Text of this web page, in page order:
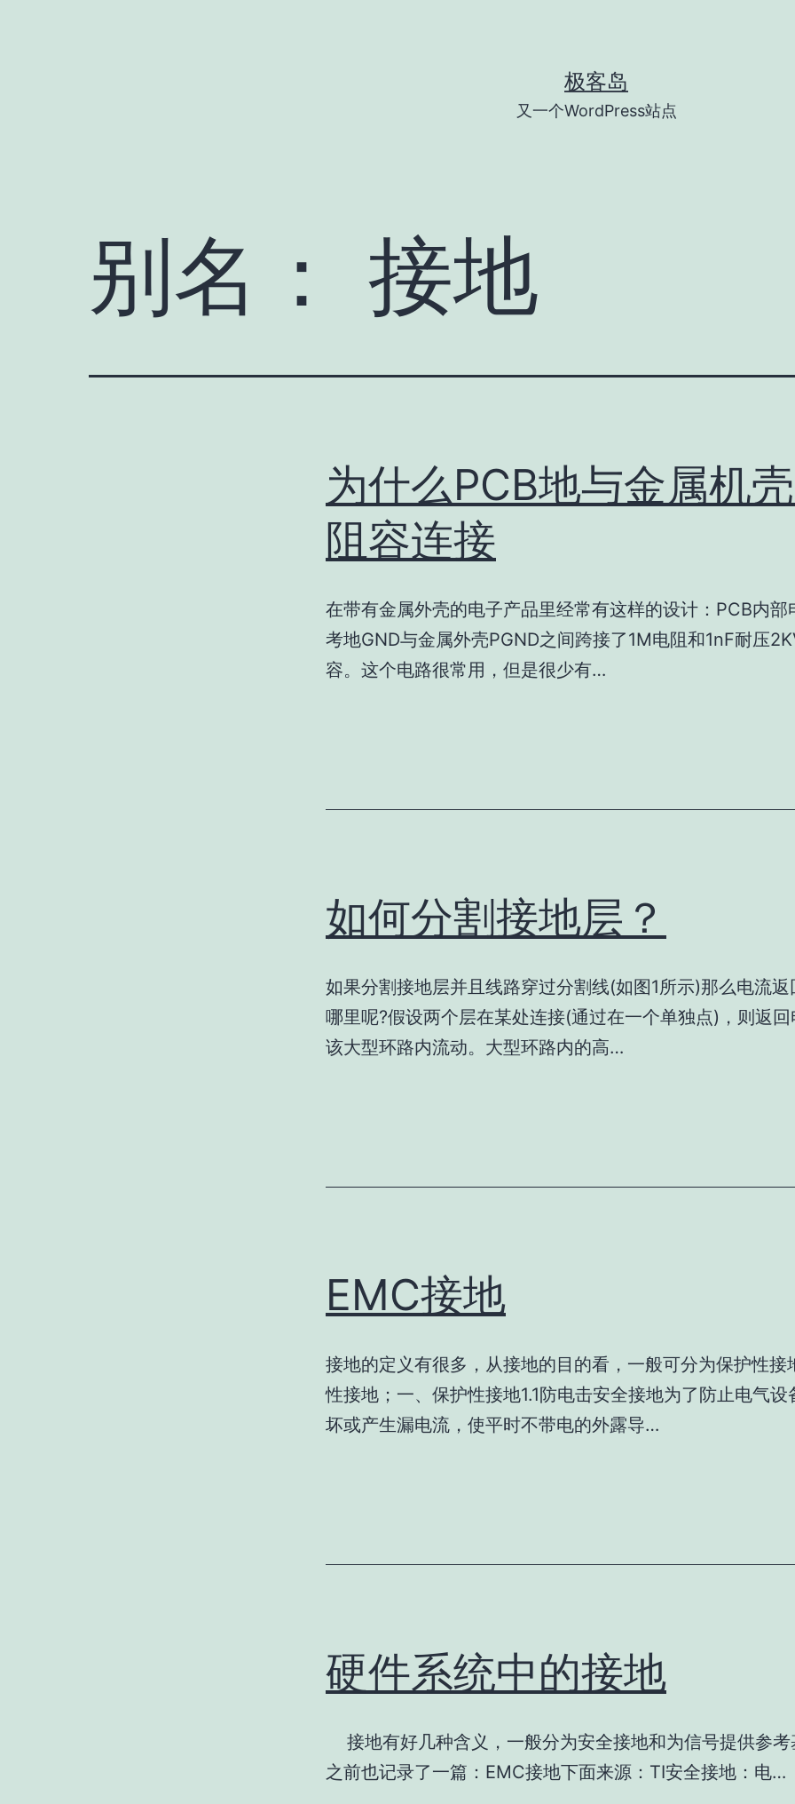
极客岛
又一个WordPress站点
别名： 接地
为什么PCB地与金属机
阻容连接
在带有金属外壳的电子产品里经常有这样的设计：PCB内部
考地GND与金属外壳PGND之间跨接了1M电阻和1nF耐压
容。这个电路很常用，但是很少有…
如何分割接地层？
如果分割接地层并且线路穿过分割线(如图1所示)那么电流返
哪里呢?假设两个层在某处连接(通过在一个单独点)，则返
该大型环路内流动。大型环路内的高…
EMC接地
接地的定义有很多，从接地的目的看，一般可分为保护性接
性接地；一、保护性接地1.1防电击安全接地为了防止电气设
坏或产生漏电流，使平时不带电的外露导…
硬件系统中的接地
接地有好几种含义，一般分为安全接地和为信号提供参考
之前也记录了一篇：EMC接地下面来源：TI安全接地：电…